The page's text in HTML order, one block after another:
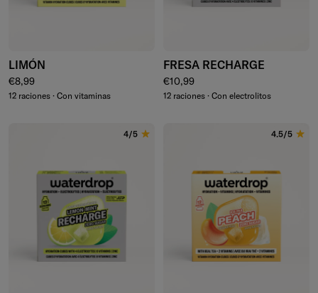
LIMÓN
Precio normal
€8,99
12 raciones · Con vitaminas
FRESA RECHARGE
Precio normal
€10,99
12 raciones · Con electrolitos
4/5 4.5/5